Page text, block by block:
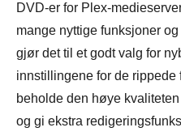
DVD-er for Plex-
mange nyttige funksjoner
gjør det til et godt valg for
innstillingene for de
beholde den høye
og gi ekstra